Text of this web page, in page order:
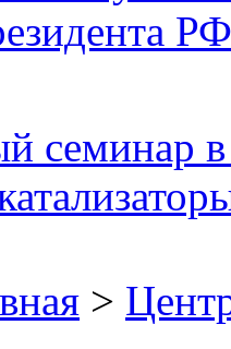
РФ
семинар в
>